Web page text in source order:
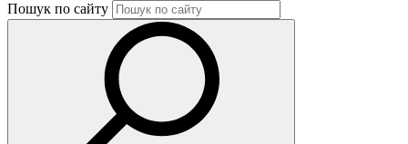
Пошук по сайту